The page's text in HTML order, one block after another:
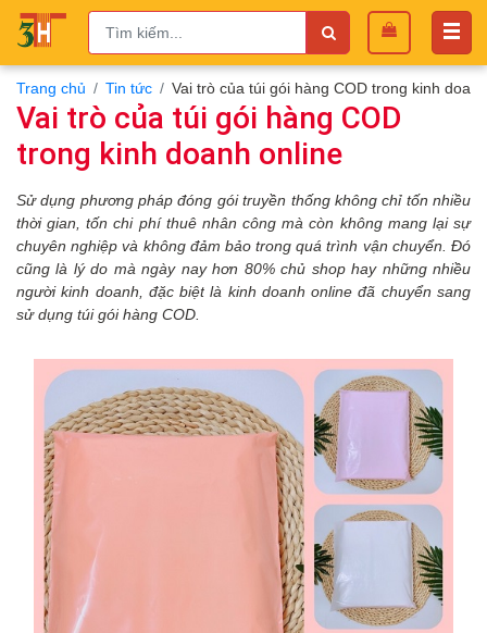
Trang chủ Tin tức Vai trò của túi gói hàng COD trong kinh
Vai trò của túi gói hàng COD
trong kinh doanh online
Sử dụng phương pháp đóng gói truyền thống không chỉ tốn nhiều
thời gian, tốn chi phí thuê nhân công mà còn không mang lại sự
chuyên nghiệp và không đảm bảo trong quá trình vận chuyển. Đó
cũng là lý do màngày nayhơn 80% chủ shop hay nhữngnhiều
người kinh doanh, đặc biệt là kinh doanh online đã chuyển sang
sử dụng túigói hàng COD.